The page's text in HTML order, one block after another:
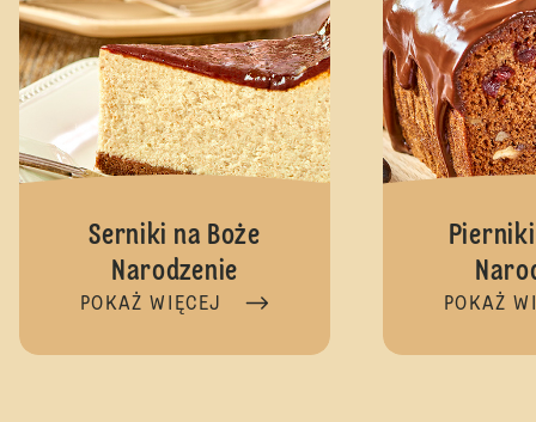
Serniki na Boże
Narodzenie
POKAŻ WIĘCEJ POKAŻ